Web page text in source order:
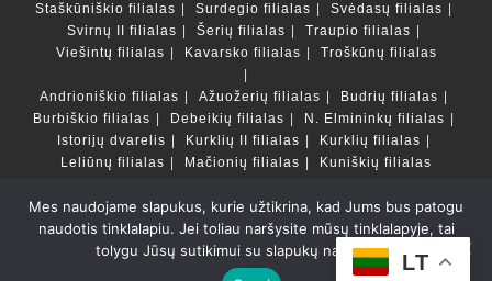
Staškūniškio filialas
Surdegio filialas
Svėdasų filialas
Svirnų II filialas
Šerių filialas
Traupio filialas
Viešintų filialas
Kavarsko filialas Troškūnų filialas
Andrioniškio filialas Ažuožerių filialas
Budrių filialas
Burbiškio filialas
Debeikių filialas
N. Elmininkų filialas
Istorijų dvarelis
Kurklių II filialas
Kurklių filialas
Leliūnų filialas
Mačionių filialas Kuniškių filialas
Duomenų bazės ir katalogai
LT
Copyright © Anykščių rajono savivaldybės Liudvikos ir
Stanislovo Didžiulių viešoji biblioteka 2022 Powered by
LT
Mes naudojame slapukus, kurie užtikrina, kad Jums bus patogu
naudotis tinklalapiu. Jei toliau naršysite mūsų tinklalapyje, tai
tolygu Jūsų sutikimui su slapukų naudojimu.